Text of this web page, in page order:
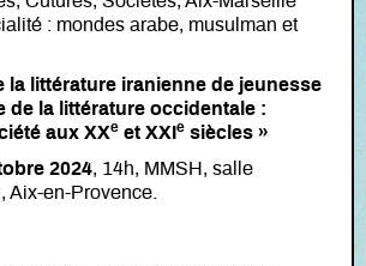
: mondes arabe, musulman et
la littérature iranienne de jeunesse
de la littérature occidentale :
aux XXe et XXI e siècles »
2024, 14h, MMSH, salle
Aix-en-Provence.